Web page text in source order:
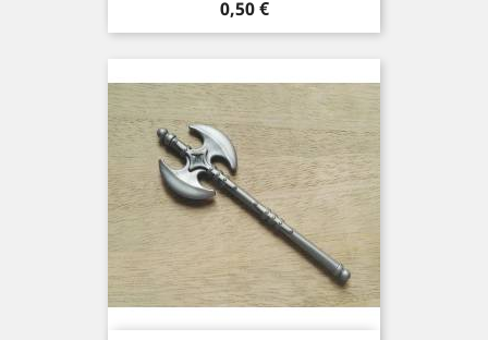
Precio
0,50 €